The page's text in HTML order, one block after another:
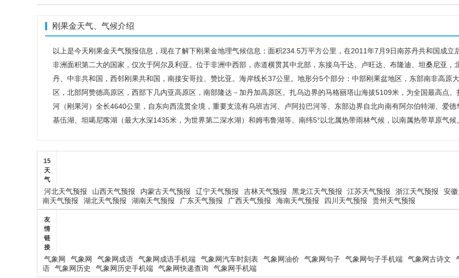
刚果金天气、气候介绍
以上是今天刚果金天气预报信息，现在了解下刚果金地理气候信息；面积234.5万平方公里，在2011年7月9日南苏丹共和国成立
非洲面积第二大的国家，仅次于阿尔及利亚。位于非洲中西部，赤道横贯其中北部，东接乌干达、卢旺达、布隆迪、坦桑尼亚，
丹、中非共和国，西邻刚果共和国，南接安哥拉、赞比亚。海岸线长37公里。地形分5个部分：中部刚果盆地区，东部南非高原
区，北部阿赞德高原区，西部下几内亚高原区，南部隆达－加丹加高原区。扎乌边界的马格丽塔山海拔5109米，为全国最高点。
河（刚果河）全长4640公里，自东向西流贯全境，重要支流有乌班吉河、卢阿拉巴河等。东部边界自北向南有阿尔伯特湖、爱德
基伍湖、坦噶尼喀湖（最大水深1435米，为世界第二深水湖）和姆韦鲁湖等。南纬5°以北属热带雨林气候，以南属热带草原气候。
15
天
气
河北天气预报 山西天气预报 内蒙古天气预报 辽宁天气预报 吉林天气预报 黑龙江天气预报 江苏天气预报 浙江天气预报 安
南天气预报
湖北天气预报 湖南天气预报 广东天气预报 广西天气预报 海南天气预报 四川天气预报 贵州天气预报
友
情
链
接
气象网 气象网 气象网成语 气象网成语手机端 气象网汽车时刻表 气象网油价 气象网句子 气象网句子手机端 气象网古诗文
语
气象网历史 气象网历史手机端 气象网快递查询 气象网手机端